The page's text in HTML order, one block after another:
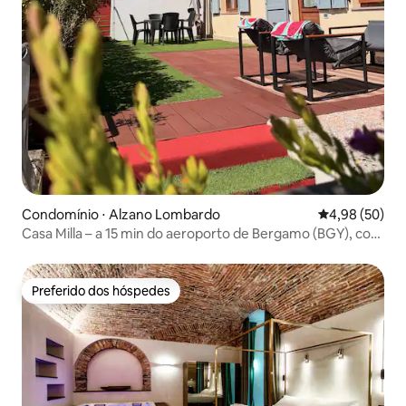
Condomínio ⋅ Alzano Lombardo 4,98 de uma
4,98 (50)
Casa Milla – a 15 min do aeroporto de Bergamo (BGY), com
Preferido dos hóspedes
Preferido dos hóspedes